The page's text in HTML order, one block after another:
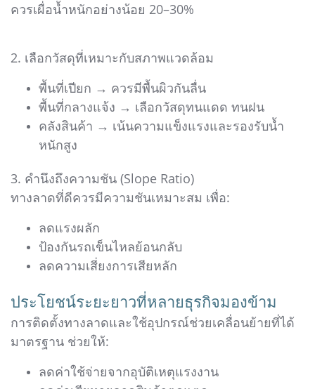
ควรเผื่อน้ำหนักอย่างน้อย 20–30%
2. เลือกวัสดุที่เหมาะกับสภาพแวดล้อม
พื้นที่เปียก → ควรมีพื้นผิวกันลื่น
พื้นที่กลางแจ้ง → เลือกวัสดุทนแดด ทนฝน
คลังสินค้า → เน้นความแข็งแรงและรองรับน้ำ
หนักสูง
3. คำนึงถึงความชัน (Slope Ratio)
ทางลาดที่ดีควรมีความชันเหมาะสม เพื่อ:
ลดแรงผลัก
ป้องกันรถเข็นไหลย้อนกลับ
ลดความเสี่ยงการเสียหลัก
ประโยชน์ระยะยาวที่หลายธุรกิจมองข้าม
การติดตั้งทางลาดและใช้อุปกรณ์ช่วยเคลื่อนย้ายที่ได้
มาตรฐาน ช่วยให้:
ลดค่าใช้จ่ายจากอุบัติเหตุแรงงาน